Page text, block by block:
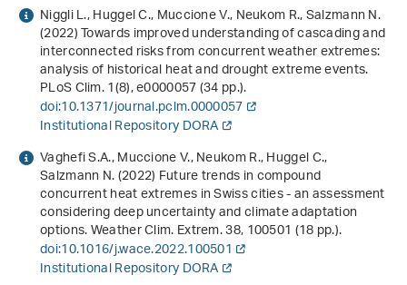
Niggli L., Huggel C., Muccione V., Neukom R., Salzmann N.
(2022) Towards improved understanding of cascading and
interconnected risks from concurrent weather extremes:
analysis of historical heat and drought extreme events.
PLoS Clim.1(8), e0000057 (34 pp.).
doi:10.1371/journal.pclm.0000057
Institutional Repository DORA
Vaghefi S.A., Muccione V., Neukom R., Huggel C.,
Salzmann N. (2022) Future trends in compound
concurrent heat extremes in Swiss cities - an assessment
considering deep uncertainty and climate adaptation
options. Weather Clim. Extrem.38, 100501 (18 pp.).
doi:10.1016/j.wace.2022.100501
Institutional Repository DORA